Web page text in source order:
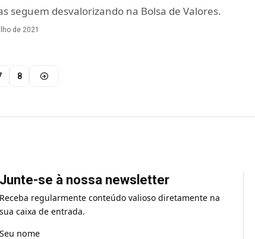
seguem desvalorizando na Bolsa de Valores.
de 2021
8
Junte-se à nossa newsletter
Receba regularmente conteúdo valioso diretamente na
sua caixa de entrada.
Seu nome